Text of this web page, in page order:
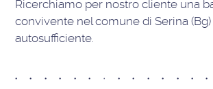
Ricerchiamo per nostro cliente una
convivente nel comune di Serina
autosufficiente.